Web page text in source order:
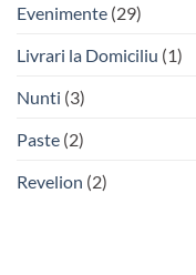
Evenimente (29)
Livrari la Domiciliu (1)
Nunti (3)
Paste (2)
Revelion (2)